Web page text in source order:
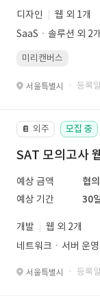
디자인
웹 외 1개
SaaSㆍ솔루션 외 2개
미리캔버스
서울특별시 · 등록
📔 외주 모집 중
SAT 모의고사
예상 금액
협
예상 기간
30일
개발
웹 외 2개
네트워크ㆍ서버 운
서울특별시 · 등록